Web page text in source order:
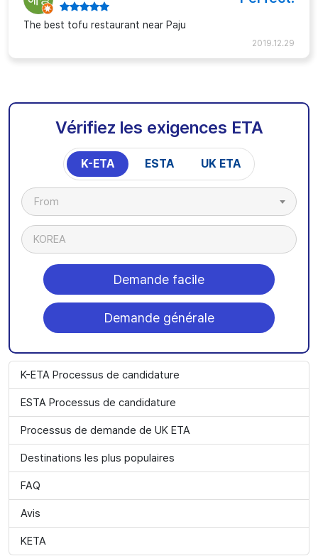
The best tofu restaurant near Paju
2019.12.29
Vérifiez les exigences ETA
K-ETA ESTA UK ETA
From
KOREA
Demande facile
Demande générale
K-ETA Processus de candidature
ESTA Processus de candidature
Processus de demande de UK ETA
Destinations les plus populaires
FAQ
Avis
KETA